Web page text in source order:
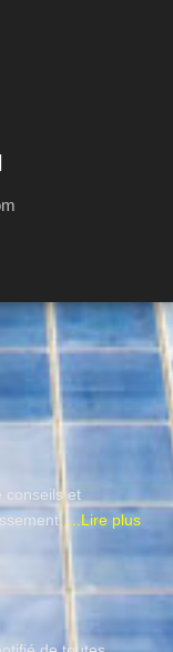
conseils et
...Lire plus